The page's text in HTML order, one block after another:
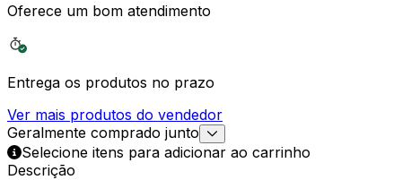
Oferece um bom atendimento
Entrega os produtos no prazo
Ver mais produtos do vendedor
Geralmente comprado junto
Selecione itens para adicionar ao carrinho
Descrição